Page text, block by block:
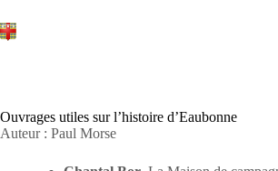
au
contenu
Ouvrages utiles sur l’histoire d’Eaubonne
Auteur : Paul Morse